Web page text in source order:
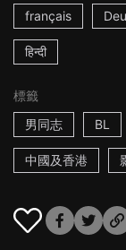
français
हिन्दी
標籤
男同志
BL
中國及香港